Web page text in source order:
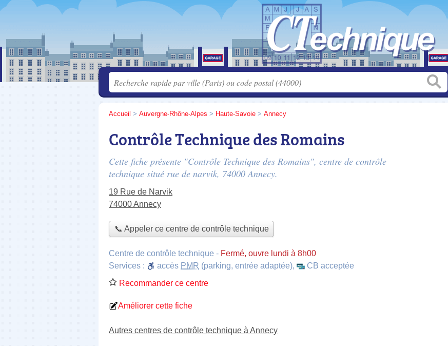
Accueil > Auvergne-Rhône-Alpes > Haute-Savoie > Annecy
Contrôle Technique des Romains
Cette fiche présente "Contrôle Technique des Romains", centre de contrôle
technique situé rue de narvik, 74000 Annecy.
19 Rue de Narvik
74000 Annecy
📞 Appeler ce centre de contrôle technique
Centre de contrôle technique - Fermé, ouvre lundi à 8h00
Services :
accès PMR (parking, entrée adaptée),
CB acceptée
Recommander ce centre
Améliorer cette fiche
Autres centres de contrôle technique à Annecy